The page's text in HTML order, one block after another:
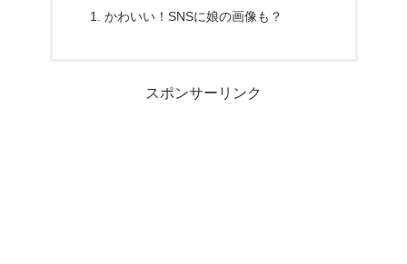
かわいい！SNSに娘の画像も？
スポンサーリンク